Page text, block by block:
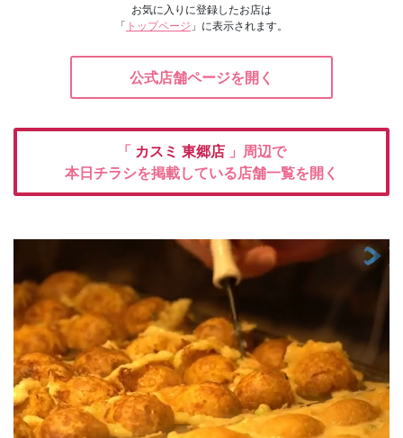
お気に入りに登録したお店は
「 トップページ 」に表示されます。
公式店舗ページを開く
「 カスミ 東郷店 」周辺で
本日チラシを掲載している店舗一覧を開く